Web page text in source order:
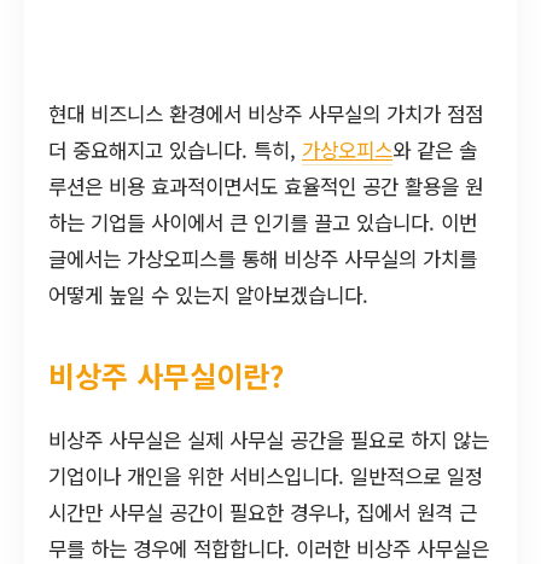
현대 비즈니스 환경에서 비상주 사무실의 가치가 점점
더 중요해지고 있습니다. 특히, 가상오피스와 같은 솔
루션은 비용 효과적이면서도 효율적인 공간 활용을 원
하는 기업들 사이에서 큰 인기를 끌고 있습니다. 이번
글에서는 가상오피스를 통해 비상주 사무실의 가치를
어떻게 높일 수 있는지 알아보겠습니다.
비상주 사무실이란?
비상주 사무실은 실제 사무실 공간을 필요로 하지 않는
기업이나 개인을 위한 서비스입니다. 일반적으로 일정
시간만 사무실 공간이 필요한 경우나, 집에서 원격 근
무를 하는 경우에 적합합니다. 이러한 비상주 사무실은